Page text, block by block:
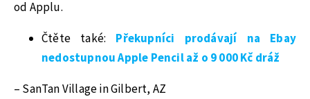
od Applu.
Čtěte také: Překupníci prodávají na Ebay
nedostupnou Apple Pencil až o 9 000 Kč dráž
– SanTan Village in Gilbert, AZ